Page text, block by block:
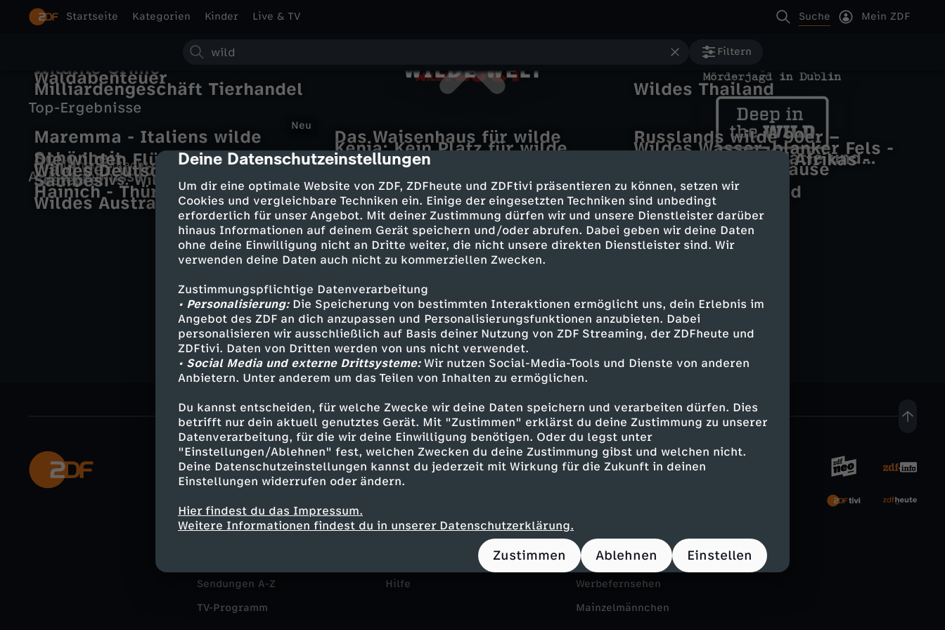
cmp-dialog-description
Deine Datenschutzeinstellungen
Um dir eine optimale Website von ZDF, ZDFheute und ZDFtivi präsentieren zu können, setzen wir
Cookies und vergleichbare Techniken ein. Einige der eingesetzten Techniken sind unbedingt
erforderlich für unser Angebot. Mit deiner Zustimmung dürfen wir und unsere Dienstleister darüber
hinaus Informationen auf deinem Gerät speichern und/oder abrufen. Dabei geben wir deine Daten
ohne deine Einwilligung nicht an Dritte weiter, die nicht unsere direkten Dienstleister sind. Wir
verwenden deine Daten auch nicht zu kommerziellen Zwecken.
Zustimmungspflichtige Datenverarbeitung
• Personalisierung:Die Speicherung von bestimmten Interaktionen ermöglicht uns, dein Erlebnis im
Angebot des ZDF an dich anzupassen und Personalisierungsfunktionen anzubieten. Dabei
personalisieren wir ausschließlich auf Basis deiner Nutzung von ZDF Streaming, der ZDFheute und
ZDFtivi. Daten von Dritten werden von uns nicht verwendet.
• Social Media und externe Drittsysteme:Wir nutzen Social-Media-Tools und Dienste von anderen
Anbietern. Unter anderem um das Teilen von Inhalten zu ermöglichen.
Du kannst entscheiden, für welche Zwecke wir deine Daten speichern und verarbeiten dürfen. Dies
betrifft nur dein aktuell genutztes Gerät. Mit "Zustimmen" erklärst du deine Zustimmung zu unserer
Datenverarbeitung, für die wir deine Einwilligung benötigen. Oder du legst unter
"Einstellungen/Ablehnen" fest, welchen Zwecken du deine Zustimmung gibst und welchen nicht.
Deine Datenschutzeinstellungen kannst du jederzeit mit Wirkung für die Zukunft in deinen
Einstellungen widerrufen oder ändern.
Hier findest du das Impressum.
Weitere Informationen findest du in unserer Datenschutzerklärung.
Zustimmen Ablehnen Einstellen
Startseite Kategorien Kinder Live & TV Suche Mein ZDF
u
c
h
e
Filtern
Top-Ergebnisse
Neu
Waldabenteuer
i
n
u
s
D
r
e
i
u
n
d
e
H
a
r
y
i
l
d
-
M
ö
d
e
Wildlife Crime -
Milliardengeschäft Tierhandel
i
e
l
i
n
g
s
w
i
l
d
e
e
Wildes Thailand
Alle Ergebnisse
Die Küchenschlacht
Seeteufel vs. Wildkräutersalat vom
25. Juli
FIFA WM 2026
Marokko und Haiti mit wildem Tor-
Spektakel
e
e
i
n
t
h
e
W
l
d
Maremma - Italiens wilde
Schönheit
Das Waisenhaus für wilde
Tiere
Russlands wilde 90er –
Zwischen Demokratie und
Putin
Wald der wilden Ponys
Kenia: Kein Platz für wilde
Tiere
Wildes Wasser, blanker Fels -
Nationalpark Gesäuse
Die wilden Flüsse Afrikas -
Sambesi
Wildes Deutschland - Der
Kaiserstuhl
Die wilden Flüsse Afrikas -
Sand River
Wildes Deutschland: Der
Hainich - Thüringens Urwald
Big Bend - Amerikas wildeste
Grenze
Wildes Neuseeland
Wildes Australien Wildes Skandinavien Wildes Russland
Mehr Inhalte laden
Mehr ZDF
ZDF-Apps
Smart TV
Sendungen A-Z
TV-Programm
Service
ZDFmitreden
Zuschauerservice
Hilfe
Das ZDF
Presseportal
ZDF goes Schule
Werbefernsehen
Mainzelmännchen